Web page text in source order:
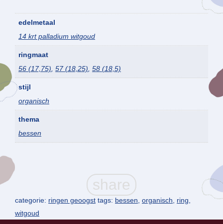
edelmetaal
14 krt palladium witgoud
ringmaat
56 (17,75) 57 (18,25) 58 (18,5)
stijl
organisch
thema
bessen
categorie: ringen geoogst tags: bessen, organisch, ring,
witgoud